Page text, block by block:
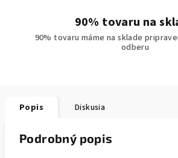
90% tovaru na
90% tovaru máme na sklade
odberu
Popis Diskusia
Podrobný popis